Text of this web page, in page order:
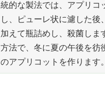
統的な製法では、アプリコ
し、ピューレ状に濾した後
加えて瓶詰めし、殺菌しま
方法で、冬に夏の午後を彷
のアプリコットを作ります。